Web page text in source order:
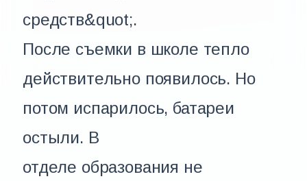
средств&quot;.
После съемки в школе тепло
действительно появилось. Но
потом испарилось, батареи
остыли. В
отделе образования не